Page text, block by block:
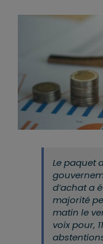
Le paquet
d’achat a
majorité
matin le
voix pour,